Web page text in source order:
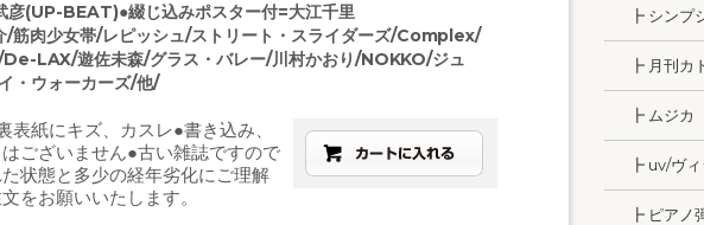
彦(UP-BEAT)●綴じ込みポスター付=大江千里
/筋肉少女帯/レピッシュ/ストリート・スライダーズ/Complex/
De-LAX/遊佐未森/グラス・バレー/川村かおり/NOKKO/ジュ
・ウォーカーズ/他/
表紙にキズ、カスレ●書き込み、
ございません●古い雑誌ですので
状態と多少の経年劣化にご理解
をお願いいたします。
┣ シンプ
┣ 月刊カ
┣ ムジカ
┣ uv/ヴ
┣ ピアノ